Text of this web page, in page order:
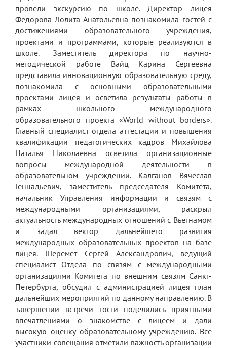
провели экскурсию по школе. Директор лицея
Федорова Лолита Анатольевна познакомила гостей с
достижениями образовательного учреждения,
проектами и программами, которые реализуются в
школе. Заместитель директора по научно-
методической работе Вайц Карина Сергеевна
представила инновационную образовательную среду,
познакомила с основными образовательными
проектами лицея и осветила результаты работы в
рамках школьного международного
образовательного проекта «World without borders».
Главный специалист отдела аттестации и повышения
квалификации педагогических кадров Михайлова
Наталья Николаевна осветила организационные
вопросы международной деятельности в
образовательном учреждении. Калганов Вячеслав
Геннадьевич, заместитель председателя Комитета,
начальник Управления информации и связям с
международными организациями, раскрыл
актуальность международных отношений с Вьетнамом
и задал вектор дальнейшего развития
международных образовательных проектов на базе
лицея. Шеремет Сергей Александрович, ведущий
специалист Отдела по связям с международными
организациями Комитета по внешним связям Санкт-
Петербурга, обсудил с администрацией лицея план
дальнейших мероприятий по данному направлению. В
завершении встречи гости поделились приятными
впечатлениями о знакомстве с лицеем и дали
высокую оценку образовательному учреждению. Все
участники совещания отметили важность организации